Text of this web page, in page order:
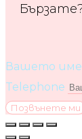
Вашето име
Telephone
Позвънете ми